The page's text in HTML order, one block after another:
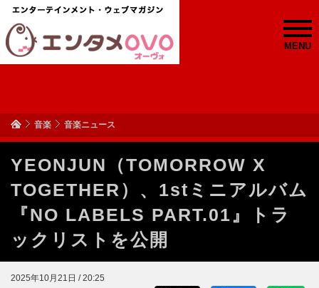
MENU
音楽 音楽ニュース
YEONJUN（TOMORROW X
TOGETHER）、1stミニアルバム
『NO LABELS PART.01』トラ
ックリストを公開
2025年10月21日 / 20:25